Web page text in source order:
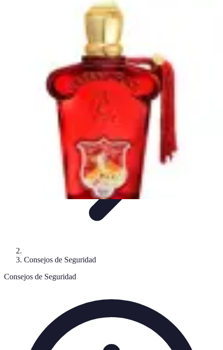
Consejos y Mantenimiento Guías y Tutoriales
Guías de Compra
Consejos de Seguridad
Consejos de Seguridad